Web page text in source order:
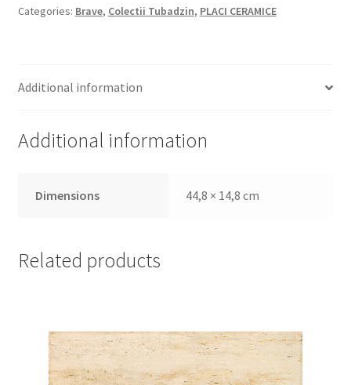
Categories: Brave, Colectii Tubadzin, PLACI CERAMICE
Additional information
Additional information
Dimensions 44,8 × 14,8 cm
Related products